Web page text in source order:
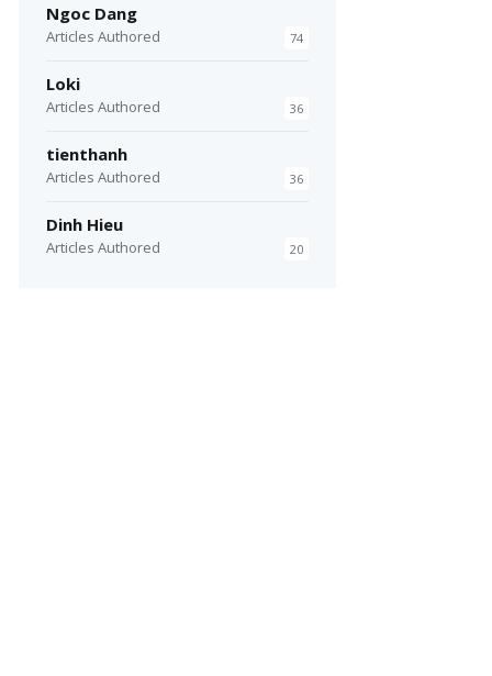
Ngoc Dang
Articles Authored 74
Loki
Articles Authored 36
tienthanh
Articles Authored 36
Dinh Hieu
Articles Authored 20